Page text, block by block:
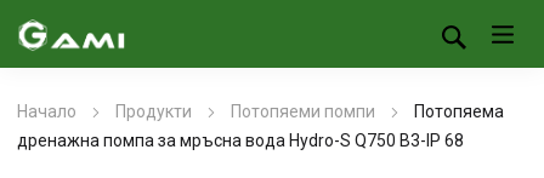
Начало Продукти Потопяеми помпи
Потопяема
дренажна помпа за мръсна вода Hydro-S Q750 B3-IP 68